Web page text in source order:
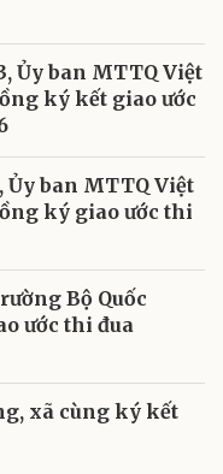
Ủy ban MTTQ Việt
ký kết giao ước
Ủy ban MTTQ Việt
ký giao ước thi
Bộ Quốc
ước thi đua
xã cùng ký kết